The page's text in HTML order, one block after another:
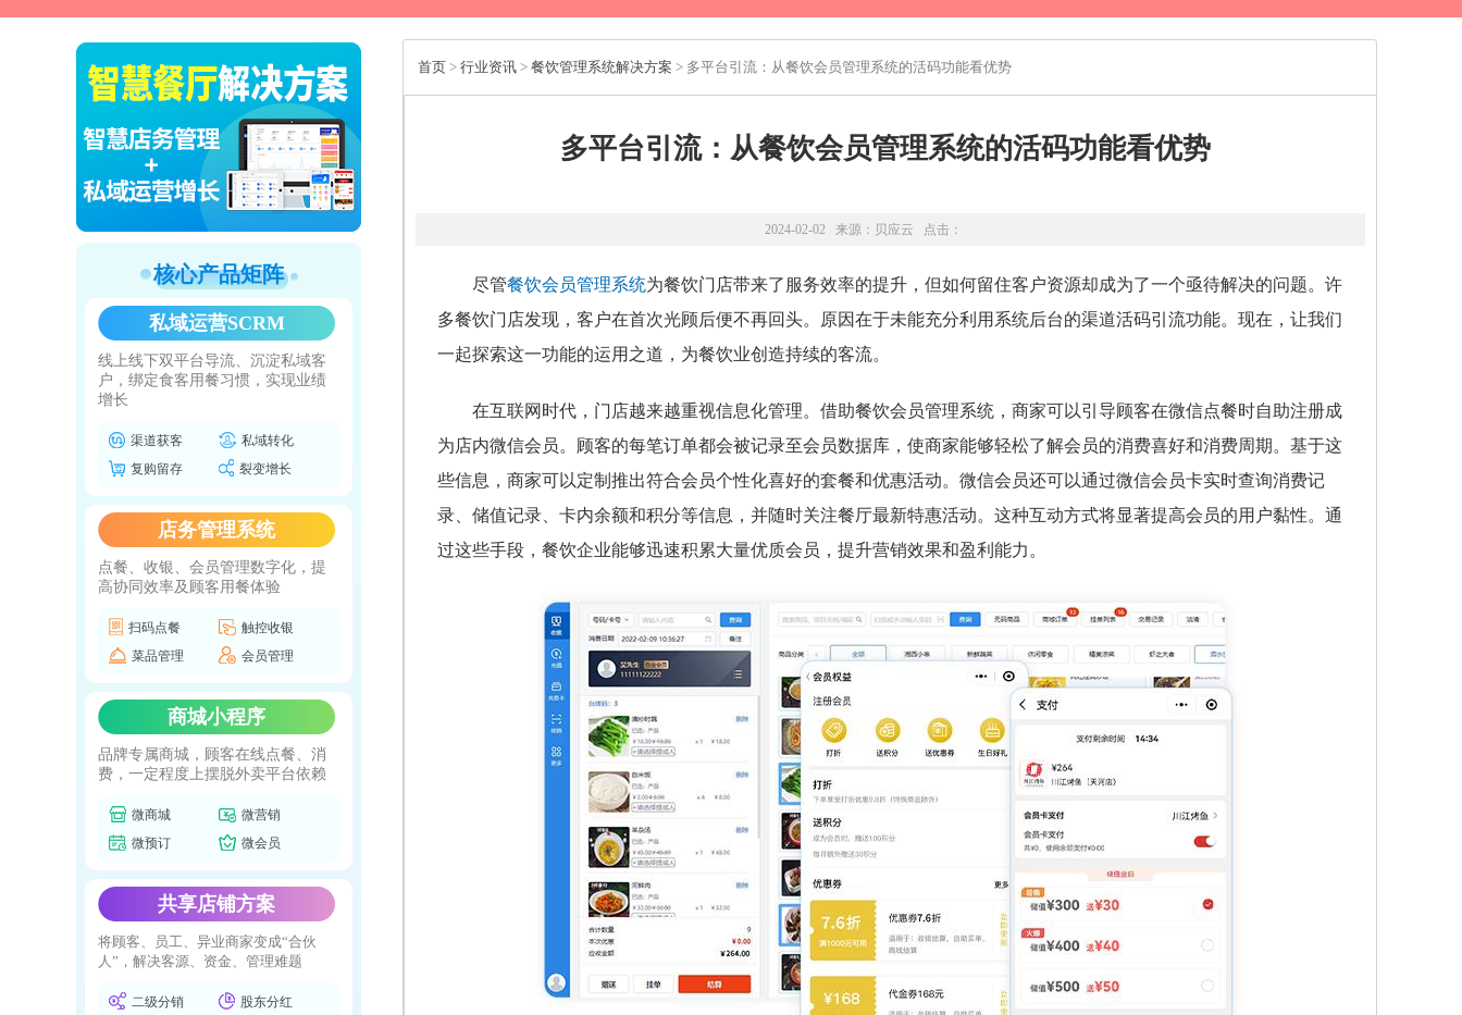
核心产品矩阵
私域运营SCRM
线上线下双平台导流、沉淀私域客
户，绑定食客用餐习惯，实现业绩
增长
渠道获客
私域转化
复购留存
裂变增长
店务管理系统
点餐、收银、会员管理数字化，提
高协同效率及顾客用餐体验
扫码点餐
触控收银
菜品管理
会员管理
商城小程序
品牌专属商城，顾客在线点餐、消
费，一定程度上摆脱外卖平台依赖
微商城
微营销
微预订
微会员
共享店铺方案
将顾客、员工、异业商家变成“合伙
人”，解决客源、资金、管理难题
二级分销
股东分红
首页 > 行业资讯 > 餐饮管理系统解决方案 > 多平台引流：从餐饮会员管理系统的活码功能看优势
多平台引流：从餐饮会员管理系统的活码功能看优势
2024-02-02 来源： 贝应云 点击：
尽管餐饮会员管理系统为餐饮门店带来了服务效率的提升，但如何留住客户资源却成为了一个亟待解决的问题。许
多餐饮门店发现，客户在首次光顾后便不再回头。原因在于未能充分利用系统后台的渠道活码引流功能。现在，让我们
一起探索这一功能的运用之道，为餐饮业创造持续的客流。
在互联网时代，门店越来越重视信息化管理。借助餐饮会员管理系统，商家可以引导顾客在微信点餐时自助注册成
为店内微信会员。顾客的每笔订单都会被记录至会员数据库，使商家能够轻松了解会员的消费喜好和消费周期。基于这
些信息，商家可以定制推出符合会员个性化喜好的套餐和优惠活动。微信会员还可以通过微信会员卡实时查询消费记
录、储值记录、卡内余额和积分等信息，并随时关注餐厅最新特惠活动。这种互动方式将显著提高会员的用户黏性。通
过这些手段，餐饮企业能够迅速积累大量优质会员，提升营销效果和盈利能力。